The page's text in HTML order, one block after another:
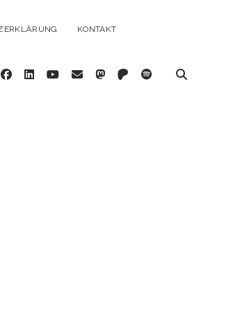
KONTAKT
facebook
linkedinyoutube
emailmastodon
patreonspotify